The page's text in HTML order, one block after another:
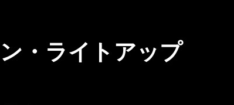
ー募集
数案件あり
ーションの世界
につくる仲間へ。
空間を彩る企画力と、光をデザインする感性を求めています。
・ライトアップ